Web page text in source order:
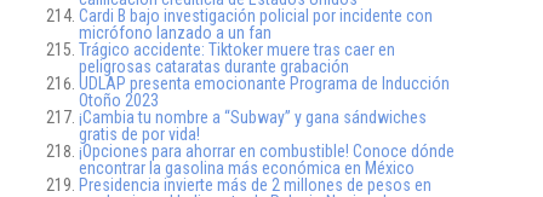
Cardi B bajo investigación policial por incidente con
micrófono lanzado a un fan
Trágico accidente: Tiktoker muere tras caer en
peligrosas cataratas durante grabación
UDLAP presenta emocionante Programa de Inducción
Otoño 2023
¡Cambia tu nombre a “Subway” y gana sándwiches
gratis de por vida!
¡Opciones para ahorrar en combustible! Conoce dónde
encontrar la gasolina más económica en México
Presidencia invierte más de 2 millones de pesos en